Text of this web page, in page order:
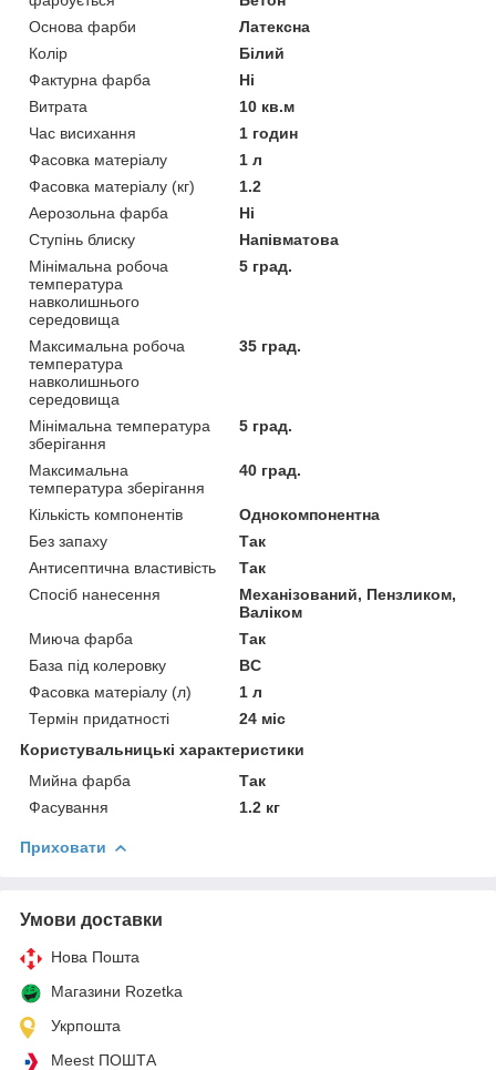
Основа фарби
Латексна
Колір
Білий
Фактурна фарба
Ні
Витрата
10 кв.м
Час висихання
1 годин
Фасовка матеріалу
1 л
Фасовка матеріалу (кг)
1.2
Аерозольна фарба
Ні
Ступінь блиску
Напівматова
Мінімальна робоча
температура
навколишнього
середовища
5 град.
Максимальна робоча
температура
навколишнього
середовища
35 град.
Мінімальна температура
зберігання
5 град.
Максимальна
температура зберігання
40 град.
Кількість компонентів
Однокомпонентна
Без запаху
Так
Антисептична властивість
Так
Спосіб нанесення
Механізований, Пензликом,
Валіком
Миюча фарба
Так
База під колеровку
BC
Фасовка матеріалу (л)
1 л
Термін придатності
24 міс
Користувальницькі характеристики
Мийна фарба
Так
Фасування
1.2 кг
Приховати
Умови доставки
Нова Пошта
Магазини Rozetka
Укрпошта
Meest ПОШТА